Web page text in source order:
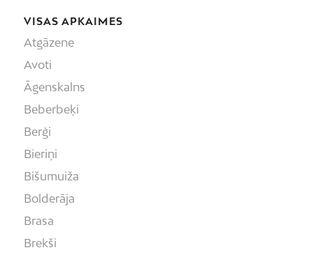
VISAS APKAIMES
Atgāzene
Avoti
Āgenskalns
Beberbeķi
Berģi
Bieriņi
Bišumuiža
Bolderāja
Brasa
Brekši